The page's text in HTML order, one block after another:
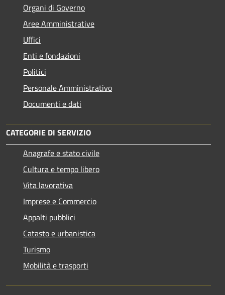
Organi di Governo
Aree Amministrative
Uffici
Enti e fondazioni
Politici
Personale Amministrativo
Documenti e dati
CATEGORIE DI SERVIZIO
Anagrafe e stato civile
Cultura e tempo libero
Vita lavorativa
Imprese e Commercio
Appalti pubblici
Catasto e urbanistica
Turismo
Mobilità e trasporti